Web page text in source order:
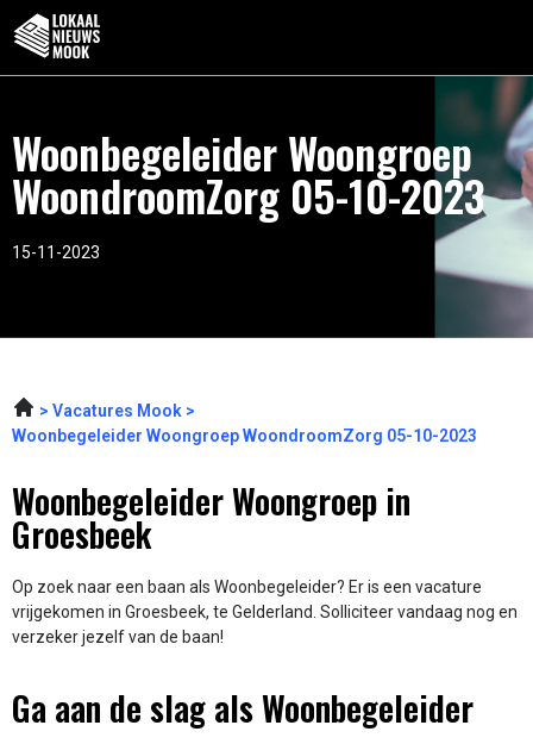
Woonbegeleider Woongroep
WoondroomZorg 05-10-2023
15-11-2023
Vacatures Mook
Woonbegeleider Woongroep WoondroomZorg 05-10-2023
Woonbegeleider Woongroep in
Groesbeek
Op zoek naar een baan als Woonbegeleider? Er is een vacature
vrijgekomen in Groesbeek, te Gelderland. Solliciteer vandaag nog en
verzeker jezelf van de baan!
Ga aan de slag als Woonbegeleider